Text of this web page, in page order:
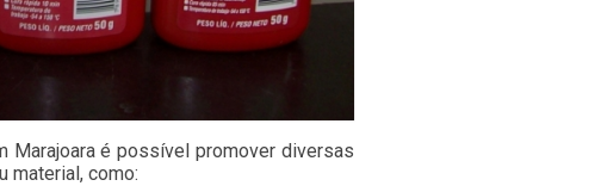
é possível promover diversas
material, como: